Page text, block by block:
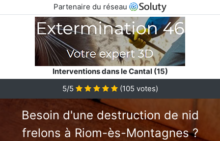
Partenaire du réseau
Interventions dans le Cantal (15)
5/5 (105 votes)
Besoin d'une destruction de nid
frelons à Riom-ès-Montagnes ?